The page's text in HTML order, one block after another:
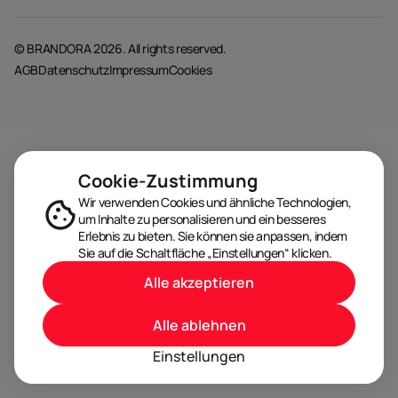
© BRANDORA 2026. All rights reserved.
AGBDatenschutzImpressumCookies
Cookie-Zustimmung
Wir verwenden Cookies und ähnliche Technologien,
um Inhalte zu personalisieren und ein besseres
Erlebnis zu bieten. Sie können sie anpassen, indem
Sie auf die Schaltfläche „Einstellungen“ klicken.
Einstellungen
Alle ablehnen
Alle akzeptieren